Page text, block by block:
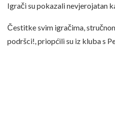
Igrači su pokazali nevjerojatan
Čestitke svim igračima,
podršci!, priopćili su iz kluba s